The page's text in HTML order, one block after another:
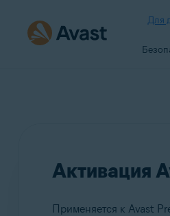
Для
Активация
Применяется к Avast